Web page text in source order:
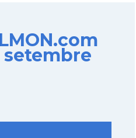
setembre